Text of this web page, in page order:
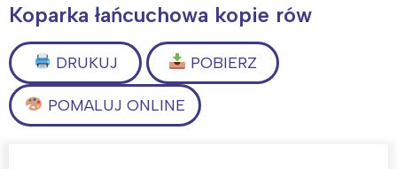
Koparka łańcuchowa kopie rów
DRUKUJ POBIERZ
POMALUJ ONLINE